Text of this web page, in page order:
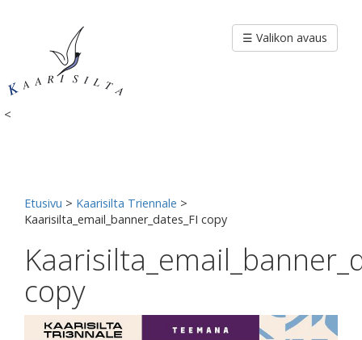
<
☰ Valikon avaus
Etusivu > Kaarisilta Triennale >
Kaarisilta_email_banner_dates_FI copy
copy